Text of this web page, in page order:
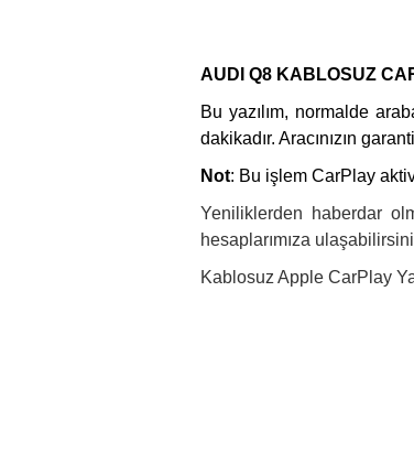
AUDI Q8 KABLOSUZ
Bu yazılım, normalde
dakikadır. Aracınızın
Not: Bu işlem CarPlay
Yeniliklerden haberdar
hesaplarımıza
Kablosuz Apple CarPlay